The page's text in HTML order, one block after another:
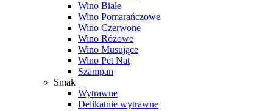
Wino Białe
Wino Pomarańczowe
Wino Czerwone
Wino Różowe
Wino Musujące
Wino Pet Nat
Szampan
Smak
Wytrawne
Delikatnie wytrawne